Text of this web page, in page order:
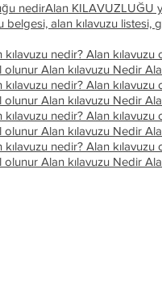
nedirAlan KILAVUZLUĞU
belgesi, alan kılavuzu listesi,
nedir? Alan
olunur Alan kılavuzu Nedir
nedir? Alan
olunur Alan kılavuzu Nedir
nedir? Alan
olunur Alan kılavuzu Nedir
nedir? Alan
olunur Alan kılavuzu Nedir